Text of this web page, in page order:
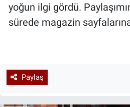
yoğun ilgi gördü.
sürede magazin
Paylaş